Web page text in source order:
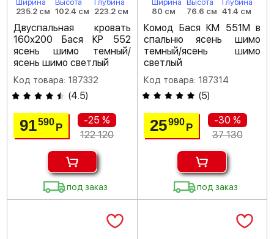
Ширина
235.2 см
Высота
102.4 см
Глубина
223.2 см
Двуспальная кровать
160х200 Бася КР 552
ясень шимо темный/
ясень шимо светлый
Код товара: 187332
(4.5)
91590Р
-25 %
122 120
под заказ
Ширина
80 см
Высота
76.6 см
Глубина
41.4 см
Комод Бася КМ 551М в
спальню ясень шимо
темный/ясень шимо
светлый
Код товара: 187314
(5)
25990 Р
-30 %
37 130
под заказ